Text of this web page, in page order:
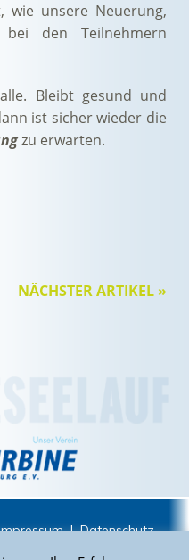
wie unsere Neuerung,
bei den Teilnehmern
Bleibt gesund und
ist sicher wieder die
zu erwarten.
NÄCHSTER ARTIKEL »
|Datenschutz